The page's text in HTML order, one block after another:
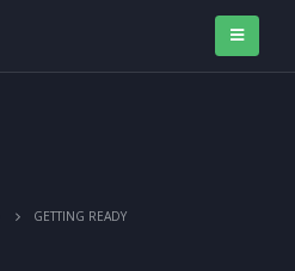
GETTING READY